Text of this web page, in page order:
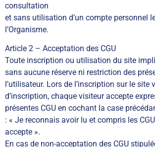
consultation
et sans utilisation d’un compte personnel
l’Organisme.
Article 2 – Acceptation des CGU
Toute inscription ou utilisation du site
sans aucune réserve ni restriction des
l’utilisateur. Lors de l’inscription sur le site
d’inscription, chaque visiteur accepte
présentes CGU en cochant la case
: « Je reconnais avoir lu et compris les
accepte ».
En cas de non-acceptation des CGU